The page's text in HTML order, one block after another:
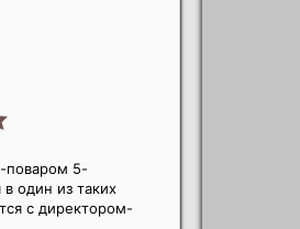
поваром 5-
в один из таких
с директором-